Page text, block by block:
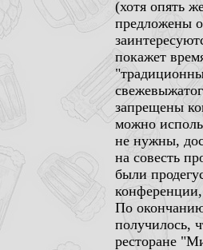
(хотя опять
предложены
покажет
запрещены
можно
не нужны,
на совесть
были
По
получилось,
ресторане